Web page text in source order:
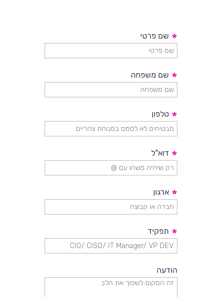
שם פרטי *
שם משפחה *
טלפון *
דוא"ל *
ארגון *
תפקיד *
הודעה